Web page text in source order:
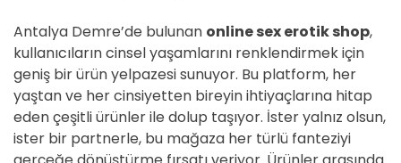
E
Antalya Demre’de bulunan online sex erotik shop,
kullanıcıların cinsel yaşamlarını renklendirmek için
geniş bir ürün yelpazesi sunuyor. Bu platform, her
yaştan ve her cinsiyetten bireyin ihtiyaçlarına hitap
eden çeşitli ürünler ile dolup taşıyor. İster yalnız olsun,
ister bir partnerle, bu mağaza her türlü fanteziyi